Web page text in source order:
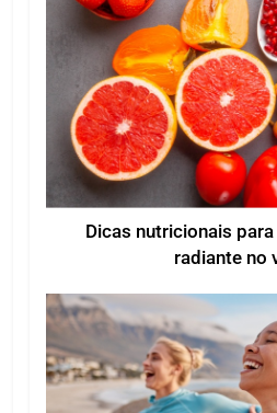
Dicas nutricionais
radiante no